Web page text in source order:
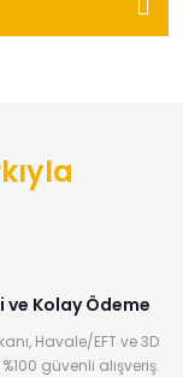
ve Kolay Ödeme
Havale/EFT ve 3D
güvenli alışveriş.